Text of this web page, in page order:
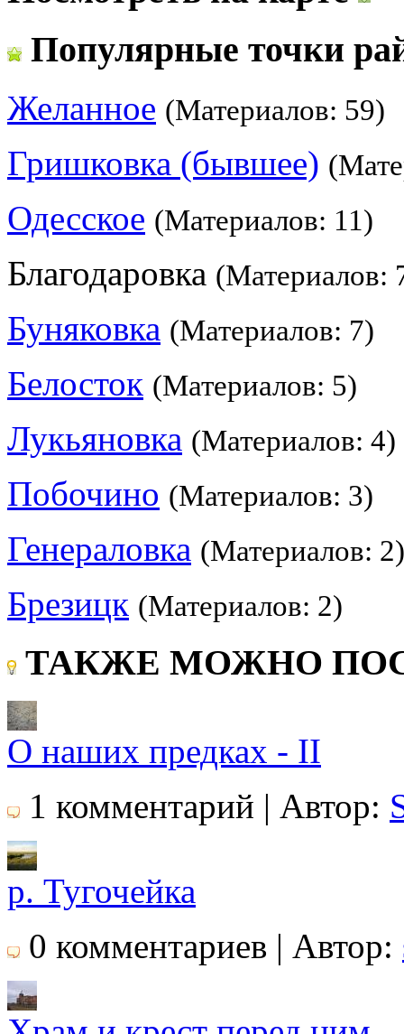
Популярные точки
Желанное (Материалов: 59)
Гришковка (бывшее)
Одесское (Материалов: 11)
Благодаровка (Материалов:
Буняковка (Материалов: 7)
Белосток (Материалов: 5)
Лукьяновка (Материалов: 4)
Побочино (Материалов: 3)
Генераловка (Материалов: 2)
Брезицк (Материалов: 2)
ТАКЖЕ МОЖНО
О наших предках - II
1 комментарий | Автор:
р. Тугочейка
0 комментариев | Автор: